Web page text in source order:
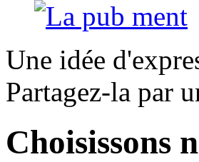
La pub ment
Une idée
Partagez-la par
Choisissons